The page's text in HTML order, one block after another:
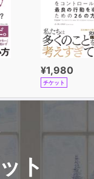
¥1,980
チケット
ト